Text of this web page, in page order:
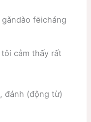
fēicháng
cảm thấy rất
đánh (động từ)